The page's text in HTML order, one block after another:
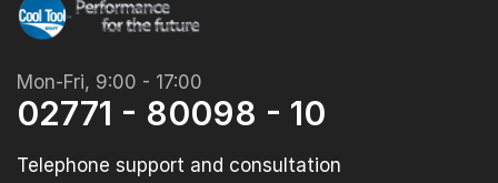
Mon-Fri, 9:00 - 17:00
02771 - 80098 - 10
Telephone support and consultation